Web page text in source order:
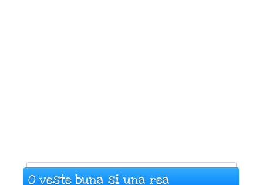
O veste buna si una rea